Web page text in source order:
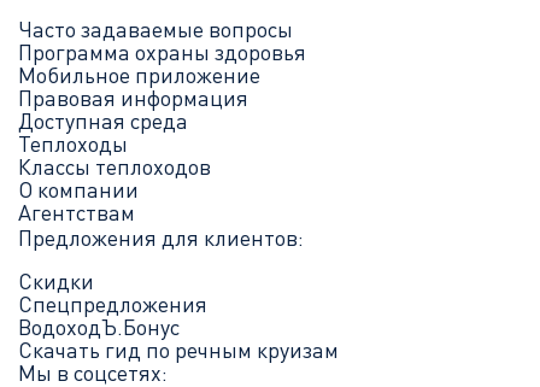
Часто задаваемые вопросы
Программа охраны здоровья
Мобильное приложение
Правовая информация
Доступная среда
Теплоходы
Классы теплоходов
О компании
Агентствам
Предложения для клиентов:
Скидки
Спецпредложения
ВодоходЪ.Бонус
Скачать гид по речным круизам
Мы в соцсетях: